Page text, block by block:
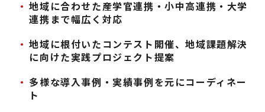
地域に合わせた産学官連携・小中高連携・大学
連携まで幅広く対応
地域に根付いたコンテスト開催、地域課題解決
に向けた実践プロジェクト提案
多様な導入事例・実績事例を元にコーディネー
ト